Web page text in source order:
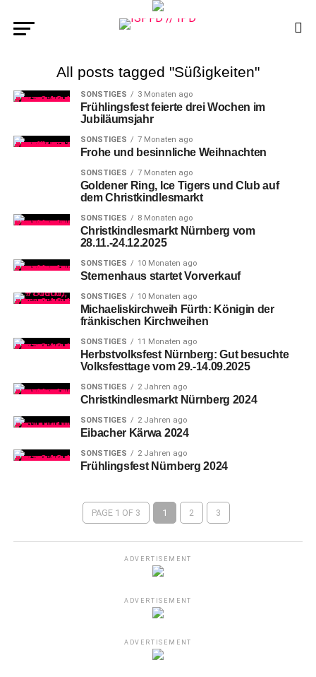
All posts tagged "Süßigkeiten"
SONSTIGES 3 Monaten ago
Frühlingsfest feierte drei Wochen im
Jubiläumsjahr
SONSTIGES 7 Monaten ago
Frohe und besinnliche Weihnachten
SONSTIGES 7 Monaten ago
Goldener Ring, Ice Tigers und Club auf
dem Christkindlesmarkt
SONSTIGES 8 Monaten ago
Christkindlesmarkt Nürnberg vom
28.11.-24.12.2025
SONSTIGES 10 Monaten ago
Sternenhaus startet Vorverkauf
SONSTIGES 10 Monaten ago
Michaeliskirchweih Fürth: Königin der
fränkischen Kirchweihen
SONSTIGES 11 Monaten ago
Herbstvolksfest Nürnberg: Gut besuchte
Volksfesttage vom 29.-14.09.2025
SONSTIGES 2 Jahren ago
Christkindlesmarkt Nürnberg 2024
SONSTIGES 2 Jahren ago
Eibacher Kärwa 2024
SONSTIGES 2 Jahren ago
Frühlingsfest Nürnberg 2024
PAGE 1 OF 3 1 2 3
ADVERTISEMENT
ADVERTISEMENT
ADVERTISEMENT